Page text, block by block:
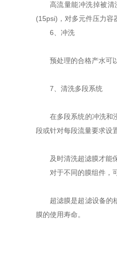
高流量能冲洗掉被
(15psi)，对多元件压力容
6、冲洗
预处理的合格产水可
7、清洗多段系统
在多段系统的冲洗和
段或针对每段流量要求设
及时清洗超滤膜才能
对于不同的膜组件，
超滤膜是超滤设备的
膜的使用寿命。